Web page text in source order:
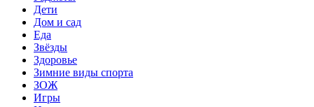
Дети
Дом и сад
Еда
Звёзды
Здоровье
Зимние виды спорта
ЗОЖ
Игры